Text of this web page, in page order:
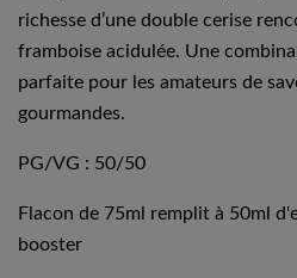
richesse d’une double cerise
framboise acidulée. Une
parfaite pour les amateurs de
gourmandes.
PG/VG : 50/50
Flacon de 75ml remplit à 50ml
booster